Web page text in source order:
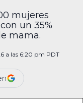
mujeres
un 35%
mama.
a las 6:20 pm PDT